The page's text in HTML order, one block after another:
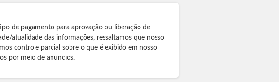
de pagamento para aprovação ou liberação de
atualidade das informações, ressaltamos que nosso
controle parcial sobre o que é exibido em nosso
por meio de anúncios.